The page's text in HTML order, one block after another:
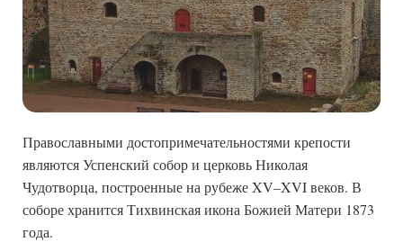
Православными достопримечательностями крепости
являются Успенский собор и церковь Николая
Чудотворца, построенные на рубеже XV–XVI веков. В
соборе хранится Тихвинская икона Божией Матери 1873
года.